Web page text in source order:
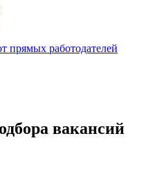
прямых работодателей
вакансий